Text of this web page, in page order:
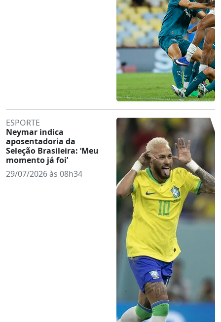
ESPORTE
Neymar indica
aposentadoria da
Seleção Brasileira: ‘Meu
momento já foi’
29/07/2026 às 08h34